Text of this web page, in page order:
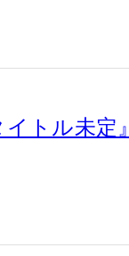
トル未定』